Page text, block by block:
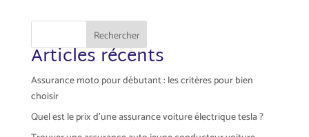
Rechercher
Articles récents
Assurance moto pour débutant : les critères pour bien
choisir
Quel est le prix d’une assurance voiture électrique tesla ?